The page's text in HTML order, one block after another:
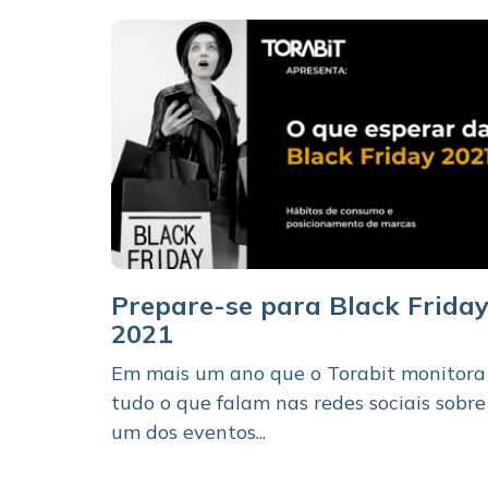
Prepare-se para Black Friday
2021
Em mais um ano que o Torabit monitora
tudo o que falam nas redes sociais sobre
um dos eventos...